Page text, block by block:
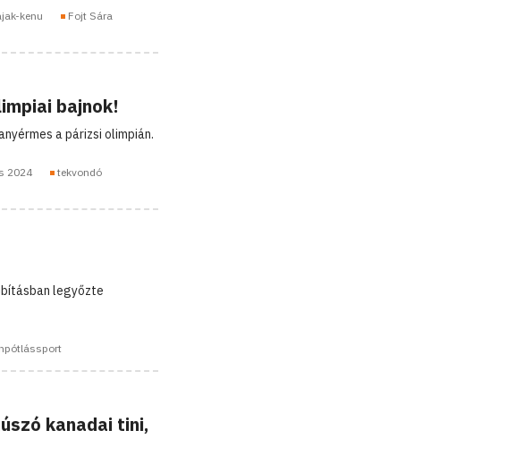
kenu
Fojt Sára
bajnok!
a párizsi olimpián.
2024 tekvondó
legyőzte
kanadai tini,